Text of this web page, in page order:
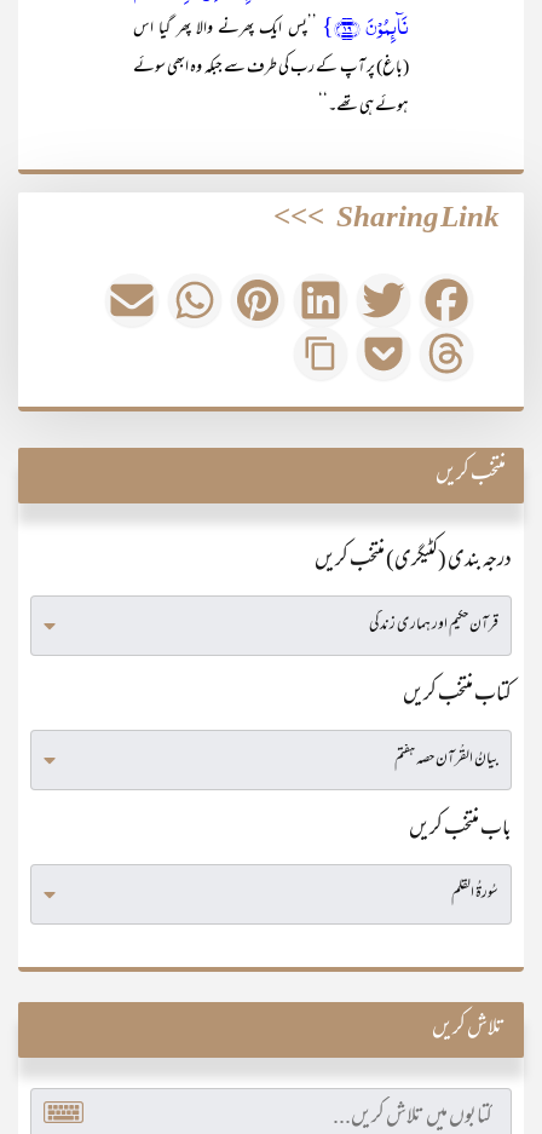
نَآئِمُوۡنَ ﴿۱۹﴾}
’’پس ایک پھرنے والا پھر گیا اس
(باغ) پر آپ کے رب کی طرف سے جبکہ وہ ابھی سوئے
ہوئے ہی تھے۔‘‘
Sharing Link
>>>
منتخب کریں
درجہ بندی (کٹیگری) منتخب کریں
کتاب منتخب کریں
باب منتخب کریں
تلاش کریں